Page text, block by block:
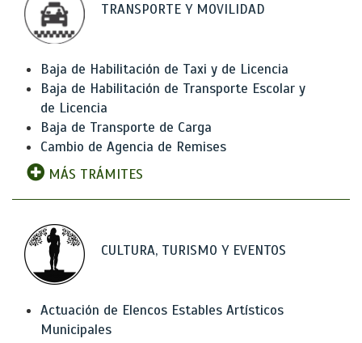
TRANSPORTE Y MOVILIDAD
Baja de Habilitación de Taxi y de Licencia
Baja de Habilitación de Transporte Escolar y
de Licencia
Baja de Transporte de Carga
Cambio de Agencia de Remises
MÁS TRÁMITES
CULTURA, TURISMO Y EVENTOS
Actuación de Elencos Estables Artísticos
Municipales